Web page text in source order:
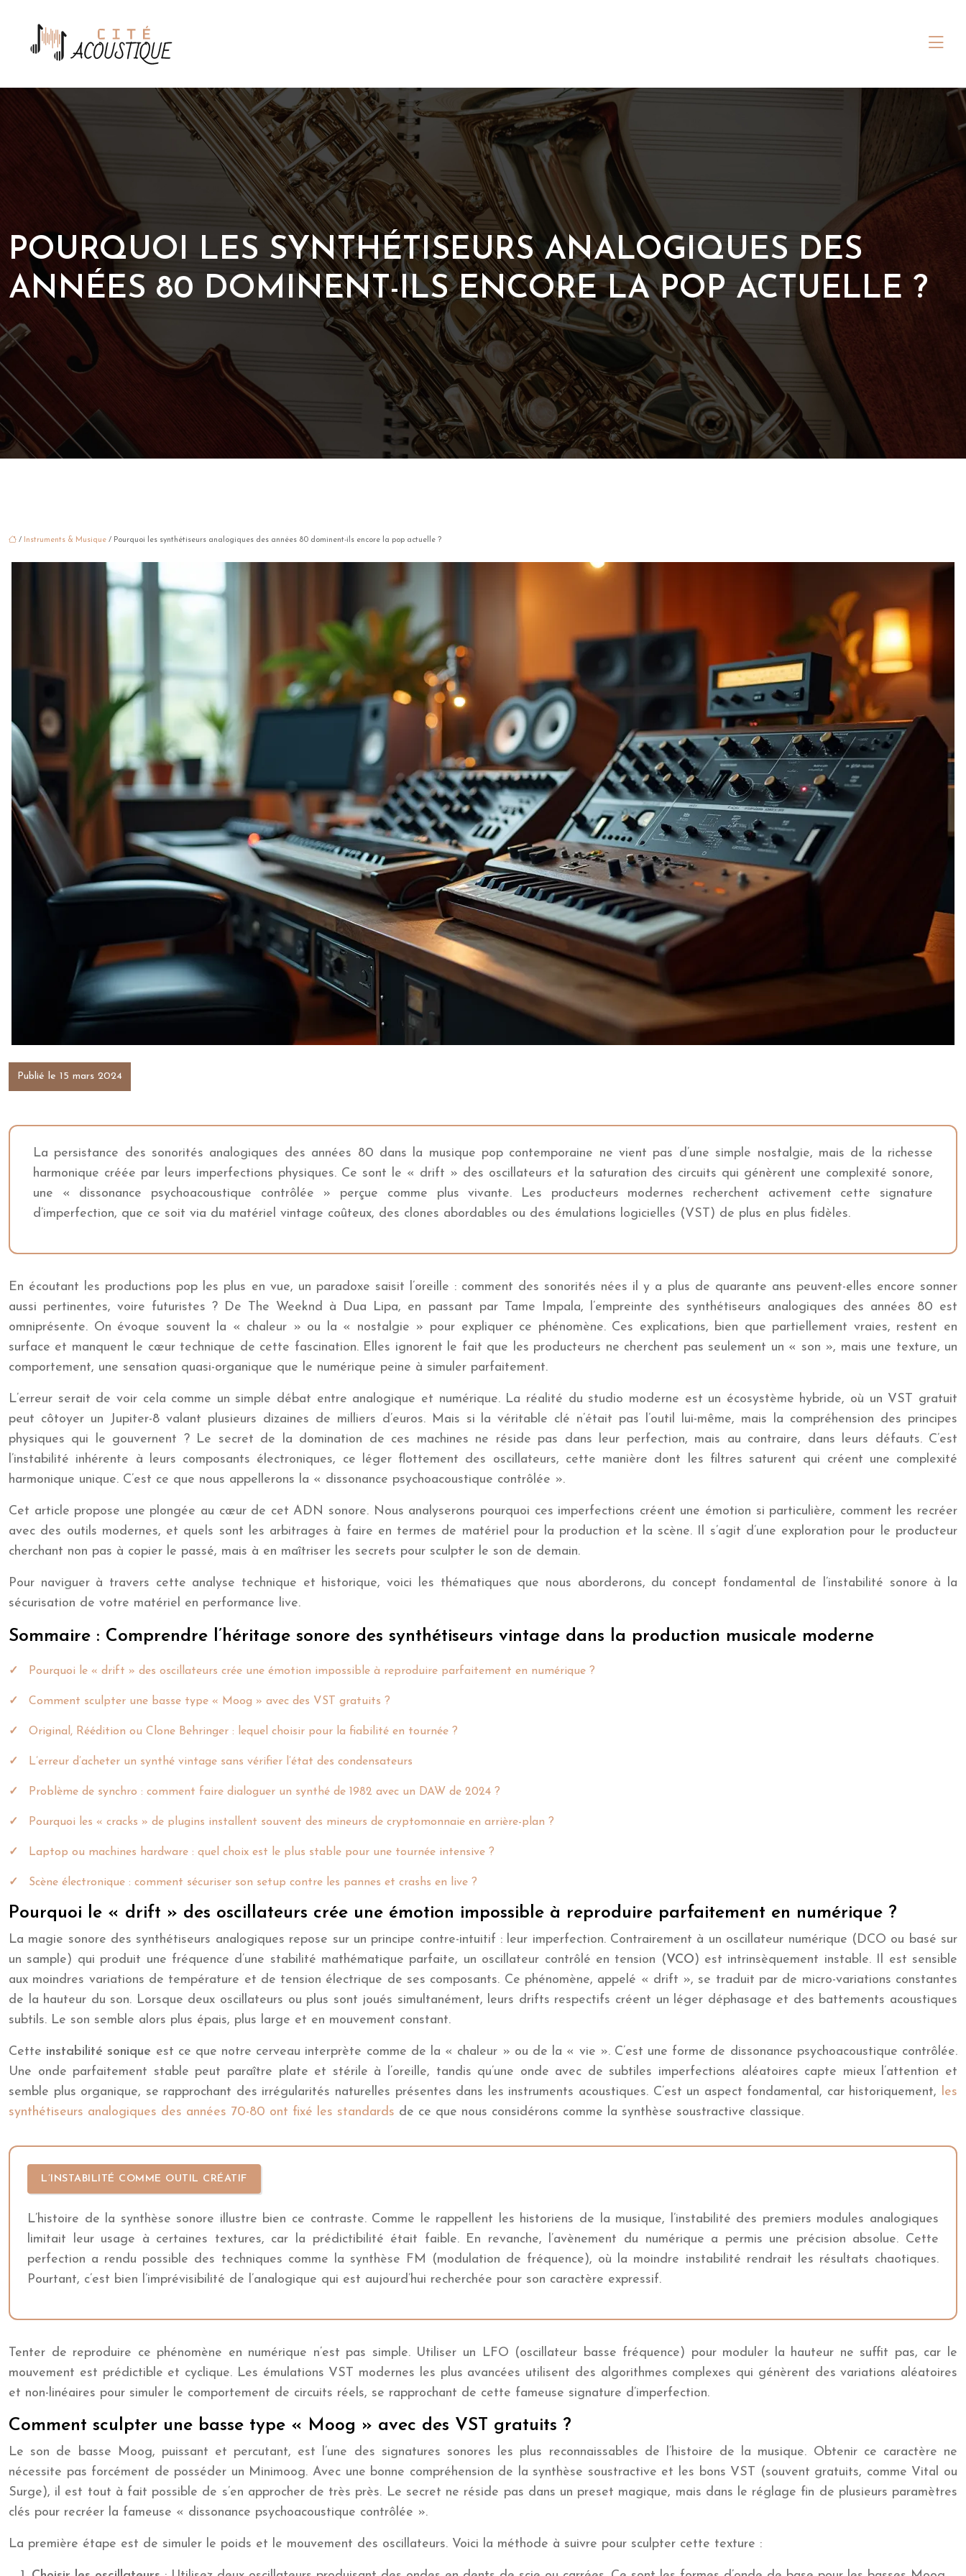
POURQUOI LES SYNTHÉTISEURS ANALOGIQUES DES
ANNÉES 80 DOMINENT-ILS ENCORE LA POP ACTUELLE ?
/ Instruments & Musique / Pourquoi les synthétiseurs analogiques des années 80 dominent-ils encore la pop actuelle ?
Publié le 15 mars 2024
La persistance des sonorités analogiques des années 80 dans la musique pop contemporaine ne vient pas d’une simple nostalgie, mais de la richesse
harmonique créée par leurs imperfections physiques. Ce sont le « drift » des oscillateurs et la saturation des circuits qui génèrent une complexité sonore,
une « dissonance psychoacoustique contrôlée » perçue comme plus vivante. Les producteurs modernes recherchent activement cette signature
d’imperfection, que ce soit via du matériel vintage coûteux, des clones abordables ou des émulations logicielles (VST) de plus en plus fidèles.
En écoutant les productions pop les plus en vue, un paradoxe saisit l’oreille : comment des sonorités nées il y a plus de quarante ans peuvent-elles encore sonner
aussi pertinentes, voire futuristes ? De The Weeknd à Dua Lipa, en passant par Tame Impala, l’empreinte des synthétiseurs analogiques des années 80 est
omniprésente. On évoque souvent la « chaleur » ou la « nostalgie » pour expliquer ce phénomène. Ces explications, bien que partiellement vraies, restent en
surface et manquent le cœur technique de cette fascination. Elles ignorent le fait que les producteurs ne cherchent pas seulement un « son », mais une texture, un
comportement, une sensation quasi-organique que le numérique peine à simuler parfaitement.
L’erreur serait de voir cela comme un simple débat entre analogique et numérique. La réalité du studio moderne est un écosystème hybride, où un VST gratuit
peut côtoyer un Jupiter-8 valant plusieurs dizaines de milliers d’euros. Mais si la véritable clé n’était pas l’outil lui-même, mais la compréhension des principes
physiques qui le gouvernent ? Le secret de la domination de ces machines ne réside pas dans leur perfection, mais au contraire, dans leurs défauts. C’est
l’instabilité inhérente à leurs composants électroniques, ce léger flottement des oscillateurs, cette manière dont les filtres saturent qui créent une complexité
harmonique unique. C’est ce que nous appellerons la « dissonance psychoacoustique contrôlée ».
Cet article propose une plongée au cœur de cet ADN sonore. Nous analyserons pourquoi ces imperfections créent une émotion si particulière, comment les recréer
avec des outils modernes, et quels sont les arbitrages à faire en termes de matériel pour la production et la scène. Il s’agit d’une exploration pour le producteur
cherchant non pas à copier le passé, mais à en maîtriser les secrets pour sculpter le son de demain.
Pour naviguer à travers cette analyse technique et historique, voici les thématiques que nous aborderons, du concept fondamental de l’instabilité sonore à la
sécurisation de votre matériel en performance live.
Sommaire : Comprendre l’héritage sonore des synthétiseurs vintage dans la production musicale moderne
Pourquoi le « drift » des oscillateurs crée une émotion impossible à reproduire parfaitement en numérique ?
Comment sculpter une basse type « Moog » avec des VST gratuits ?
Original, Réédition ou Clone Behringer : lequel choisir pour la fiabilité en tournée ?
L’erreur d’acheter un synthé vintage sans vérifier l’état des condensateurs
Problème de synchro : comment faire dialoguer un synthé de 1982 avec un DAW de 2024 ?
Pourquoi les « cracks » de plugins installent souvent des mineurs de cryptomonnaie en arrière-plan ?
Laptop ou machines hardware : quel choix est le plus stable pour une tournée intensive ?
Scène électronique : comment sécuriser son setup contre les pannes et crashs en live ?
Pourquoi le « drift » des oscillateurs crée une émotion impossible à reproduire parfaitement en numérique ?
La magie sonore des synthétiseurs analogiques repose sur un principe contre-intuitif : leur imperfection. Contrairement à un oscillateur numérique (DCO ou basé sur
un sample) qui produit une fréquence d’une stabilité mathématique parfaite, un oscillateur contrôlé en tension (VCO) est intrinsèquement instable. Il est sensible
aux moindres variations de température et de tension électrique de ses composants. Ce phénomène, appelé « drift », se traduit par de micro-variations constantes
de la hauteur du son. Lorsque deux oscillateurs ou plus sont joués simultanément, leurs drifts respectifs créent un léger déphasage et des battements acoustiques
subtils. Le son semble alors plus épais, plus large et en mouvement constant.
Cette instabilité sonique est ce que notre cerveau interprète comme de la « chaleur » ou de la « vie ». C’est une forme de dissonance psychoacoustique contrôlée.
Une onde parfaitement stable peut paraître plate et stérile à l’oreille, tandis qu’une onde avec de subtiles imperfections aléatoires capte mieux l’attention et
semble plus organique, se rapprochant des irrégularités naturelles présentes dans les instruments acoustiques. C’est un aspect fondamental, car historiquement, les
synthétiseurs analogiques des années 70-80 ont fixé les standards de ce que nous considérons comme la synthèse soustractive classique.
L’INSTABILITÉ COMME OUTIL CRÉATIF
L’histoire de la synthèse sonore illustre bien ce contraste. Comme le rappellent les historiens de la musique, l’instabilité des premiers modules analogiques
limitait leur usage à certaines textures, car la prédictibilité était faible. En revanche, l’avènement du numérique a permis une précision absolue. Cette
perfection a rendu possible des techniques comme la synthèse FM (modulation de fréquence), où la moindre instabilité rendrait les résultats chaotiques.
Pourtant, c’est bien l’imprévisibilité de l’analogique qui est aujourd’hui recherchée pour son caractère expressif.
Tenter de reproduire ce phénomène en numérique n’est pas simple. Utiliser un LFO (oscillateur basse fréquence) pour moduler la hauteur ne suffit pas, car le
mouvement est prédictible et cyclique. Les émulations VST modernes les plus avancées utilisent des algorithmes complexes qui génèrent des variations aléatoires
et non-linéaires pour simuler le comportement de circuits réels, se rapprochant de cette fameuse signature d’imperfection.
Comment sculpter une basse type « Moog » avec des VST gratuits ?
Le son de basse Moog, puissant et percutant, est l’une des signatures sonores les plus reconnaissables de l’histoire de la musique. Obtenir ce caractère ne
nécessite pas forcément de posséder un Minimoog. Avec une bonne compréhension de la synthèse soustractive et les bons VST (souvent gratuits, comme Vital ou
Surge), il est tout à fait possible de s’en approcher de très près. Le secret ne réside pas dans un preset magique, mais dans le réglage fin de plusieurs paramètres
clés pour recréer la fameuse « dissonance psychoacoustique contrôlée ».
La première étape est de simuler le poids et le mouvement des oscillateurs. Voici la méthode à suivre pour sculpter cette texture :